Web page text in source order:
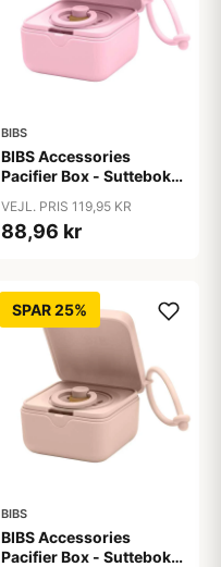
BIBS
BIBS Accessories
Pacifier Box - Sutteboks
Baby Pink
VEJL. PRIS 119,95 KR
88,96 kr
SPAR 25%
BIBS
BIBS Accessories
Pacifier Box - Sutteboks